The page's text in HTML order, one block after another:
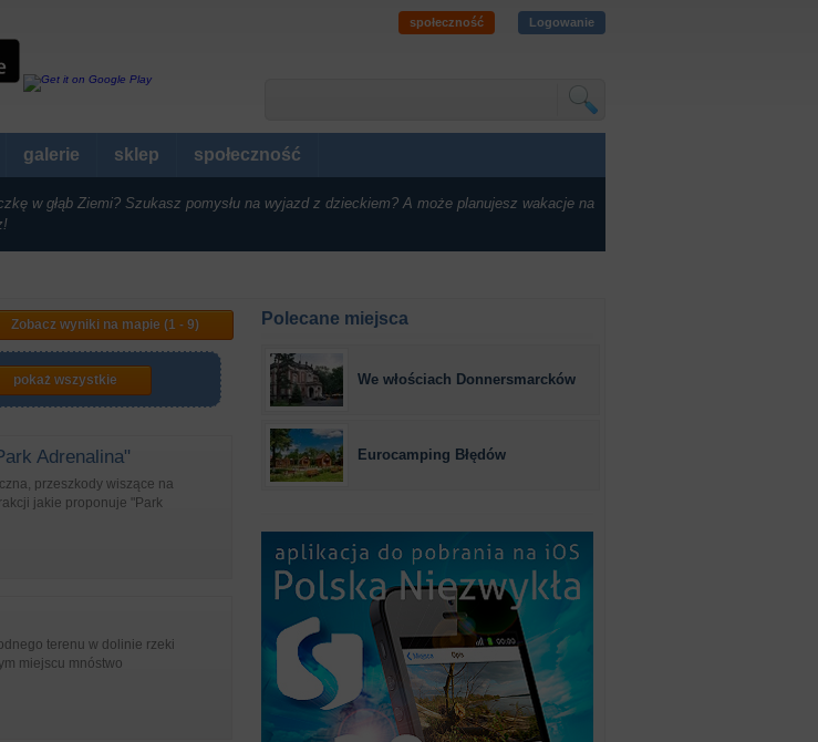
społeczność Logowanie
galerie sklep społeczność
w głąb Ziemi? Szukasz pomysłu na wyjazd z dzieckiem? A może planujesz wakacje na
Zobacz wyniki na mapie (1 - 9)
pokaż wszystkie
Adrenalina"
przeszkody wiszące na
jakie proponuje "Park
terenu w dolinie rzeki
miejscu mnóstwo
Polecane miejsca
We włościach Donnersmarcków
Eurocamping Błędów